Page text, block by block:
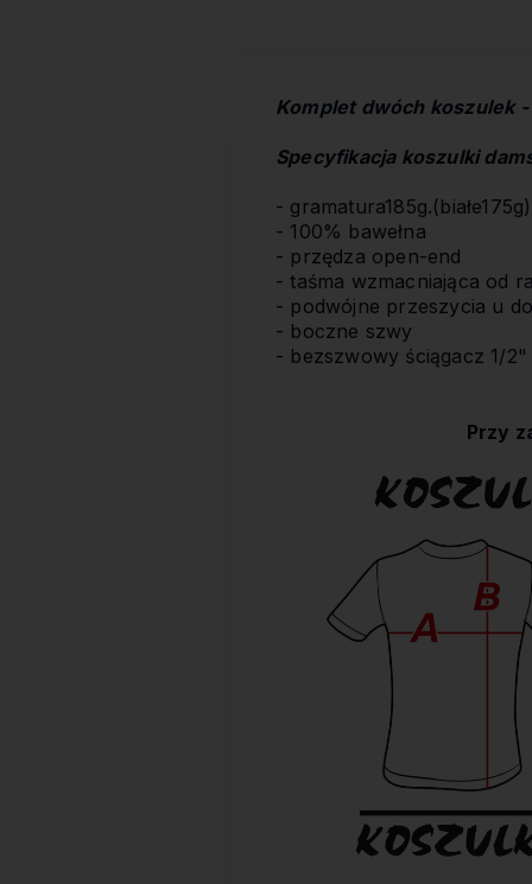
Komplet dwóch koszulek
Specyfikacja koszulki
- gramatura185g.(białe175g)
- 100% bawełna
- przędza open-end
- taśma wzmacniająca od
- podwójne przeszycia u
- boczne szwy
- bezszwowy ściągacz 1/2"
Przy